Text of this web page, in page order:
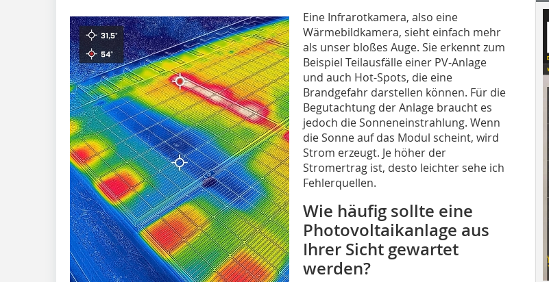
Eine Infrarotkamera, also eine
Wärmebildkamera, sieht einfach mehr
als unser bloßes Auge. Sie erkennt zum
Beispiel Teilausfälle einer PV-Anlage
und auch Hot-Spots, die eine
Brandgefahr darstellen können. Für die
Begutachtung der Anlage braucht es
jedoch die Sonneneinstrahlung. Wenn
die Sonne auf das Modul scheint, wird
Strom erzeugt. Je höher der
Stromertrag ist, desto leichter sehe ich
Fehlerquellen.
Wie häufig sollte eine
Photovoltaikanlage aus
Ihrer Sicht gewartet
werden?